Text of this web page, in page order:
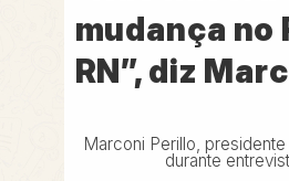
mudança no
RN”, diz
Marconi Perillo,
durante